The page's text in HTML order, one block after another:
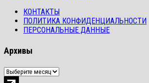
КОНТАКТЫ
ПОЛИТИКА КОНФИДЕНЦИАЛЬНОСТИ
ПЕРСОНАЛЬНЫЕ ДАННЫЕ
Архивы
Архивы